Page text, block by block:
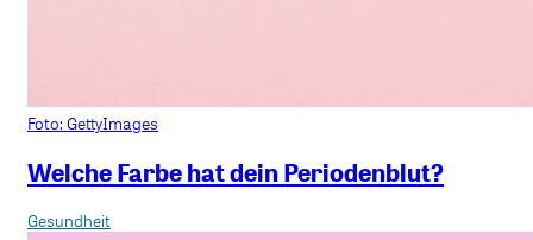
Foto: GettyImages
Welche Farbe hat dein Periodenblut?
Gesundheit